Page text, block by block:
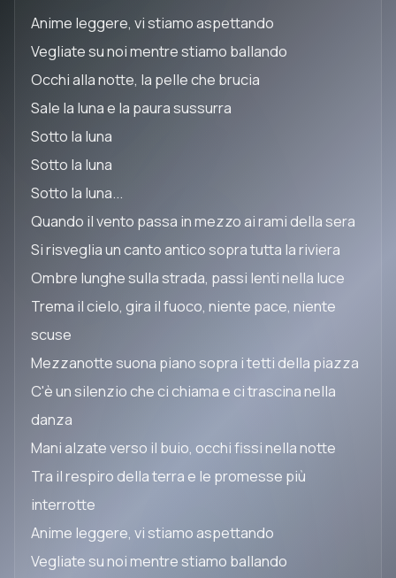
Anime leggere, vi stiamo aspettando
Vegliate su noi mentre stiamo ballando
Occhi alla notte, la pelle che brucia
Sale la luna e la paura sussurra
Sotto la luna
Sotto la luna
Sotto la luna...
Quando il vento passa in mezzo ai rami della sera
Si risveglia un canto antico sopra tutta la riviera
Ombre lunghe sulla strada, passi lenti nella luce
Trema il cielo, gira il fuoco, niente pace, niente
scuse
Mezzanotte suona piano sopra i tetti della piazza
C'è un silenzio che ci chiama e ci trascina nella
danza
Mani alzate verso il buio, occhi fissi nella notte
Tra il respiro della terra e le promesse più
interrotte
Anime leggere, vi stiamo aspettando
Vegliate su noi mentre stiamo ballando